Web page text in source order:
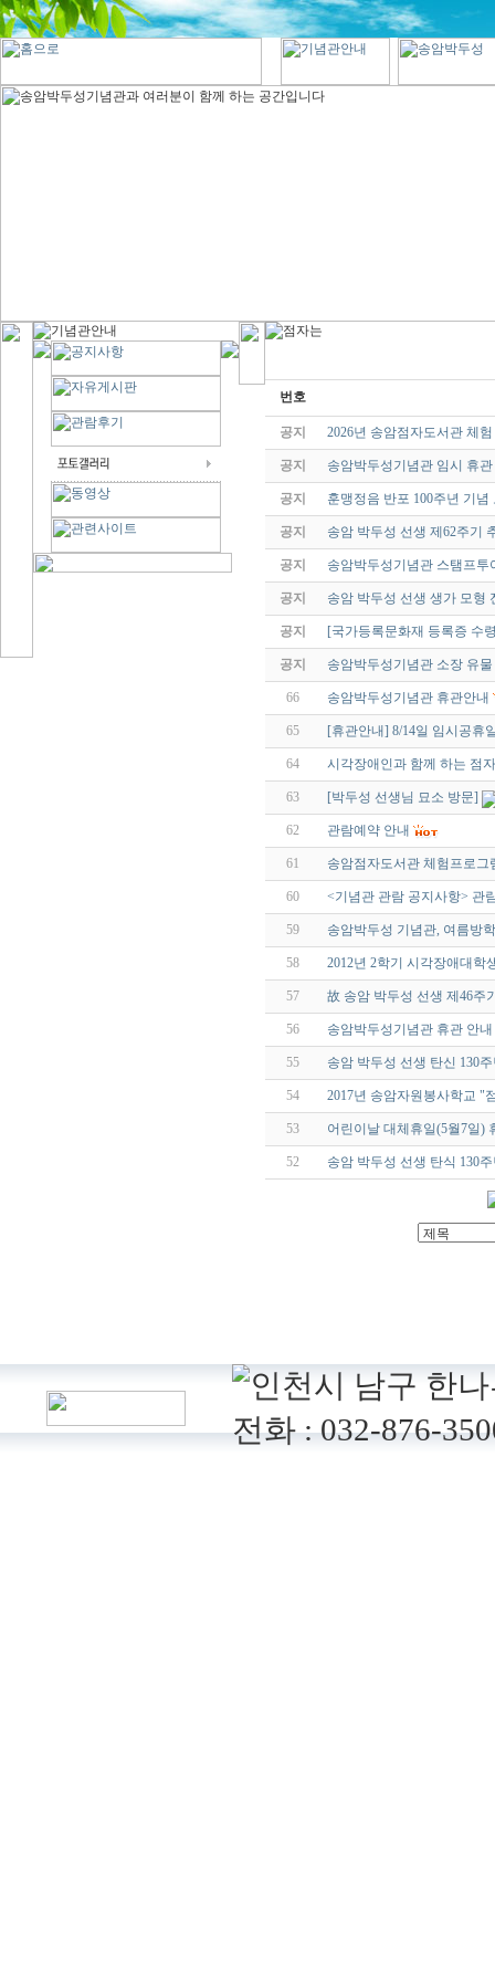
번호
공지 2026년 송암점자도서관 체
공지 송암박두성기념관 임시 휴
공지 훈맹정음 반포 100주년 기념
공지 송암 박두성 선생 제62주기
공지 송암박두성기념관 스탬프투
공지 송암 박두성 선생 생가 모형
공지 [국가등록문화재 등록증 수
공지 송암박두성기념관 소장 유
66 송암박두성기념관 휴관안내
65 [휴관안내] 8/14일 임시공휴
64 시각장애인과 함께 하는 점
63 [박두성 선생님 묘소 방문]
62 관람예약 안내
61 송암점자도서관 체험프로그
60 <기념관 관람 공지사항> 관
59 송암박두성 기념관, 여름방
58 2012년 2학기 시각장애대
57 故 송암 박두성 선생 제46주
56 송암박두성기념관 휴관 안내
55 송암 박두성 선생 탄신 130
54 2017년 송암자원봉사학교 "
53 어린이날 대체휴일(5월7일)
52 송암 박두성 선생 탄식 130